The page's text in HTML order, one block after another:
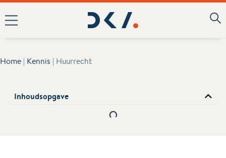
Home | Kennis | Huurrecht
Inhoudsopgave